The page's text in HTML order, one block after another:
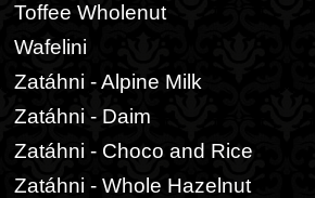
Toffee Wholenut
Wafelini
Zatáhni - Alpine Milk
Zatáhni - Daim
Zatáhni - Choco and Rice
Zatáhni - Whole Hazelnut